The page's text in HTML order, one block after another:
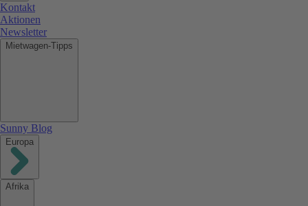
Kontakt
Aktionen
Newsletter
Mietwagen-Tipps
Sunny Blog
Europa
Afrika